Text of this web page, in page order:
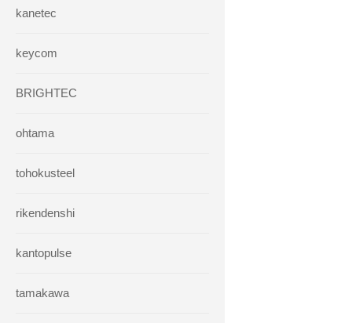
kanetec
keycom
BRIGHTEC
ohtama
tohokusteel
rikendenshi
kantopulse
tamakawa